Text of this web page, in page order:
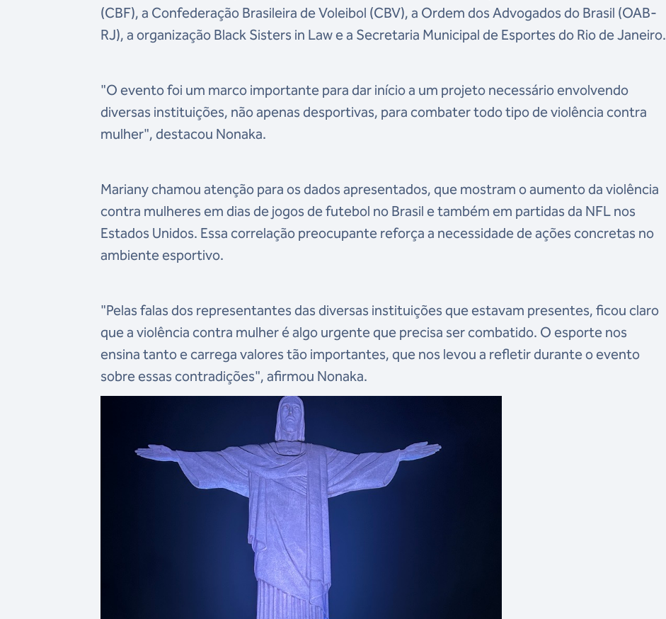
(CBF), a Confederação Brasileira de Voleibol (CBV), a Ordem dos Advogados do Brasil (OAB-
RJ), a organização Black Sisters in Law e a Secretaria Municipal de Esportes do Rio de Janeiro.
"O evento foi um marco importante para dar início a um projeto necessário envolvendo
diversas instituições, não apenas desportivas, para combater todo tipo de violência contra
mulher", destacou Nonaka.
Mariany chamou atenção para os dados apresentados, que mostram o aumento da violência
contra mulheres em dias de jogos de futebol no Brasil e também em partidas da NFL nos
Estados Unidos. Essa correlação preocupante reforça a necessidade de ações concretas no
ambiente esportivo.
"Pelas falas dos representantes das diversas instituições que estavam presentes, ficou claro
que a violência contra mulher é algo urgente que precisa ser combatido. O esporte nos
ensina tanto e carrega valores tão importantes, que nos levou a refletir durante o evento
sobre essas contradições", afirmou Nonaka.